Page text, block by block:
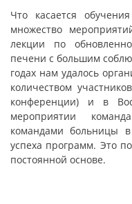
Что касается
множество
лекции по
печени с большим
годах нам удалось
количеством
конференции) и в
мероприятии
командами больницы
успеха программ. Это
постоянной основе.